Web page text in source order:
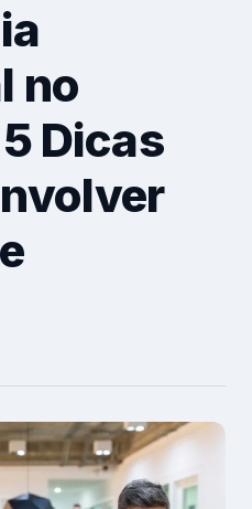
no
Dicas